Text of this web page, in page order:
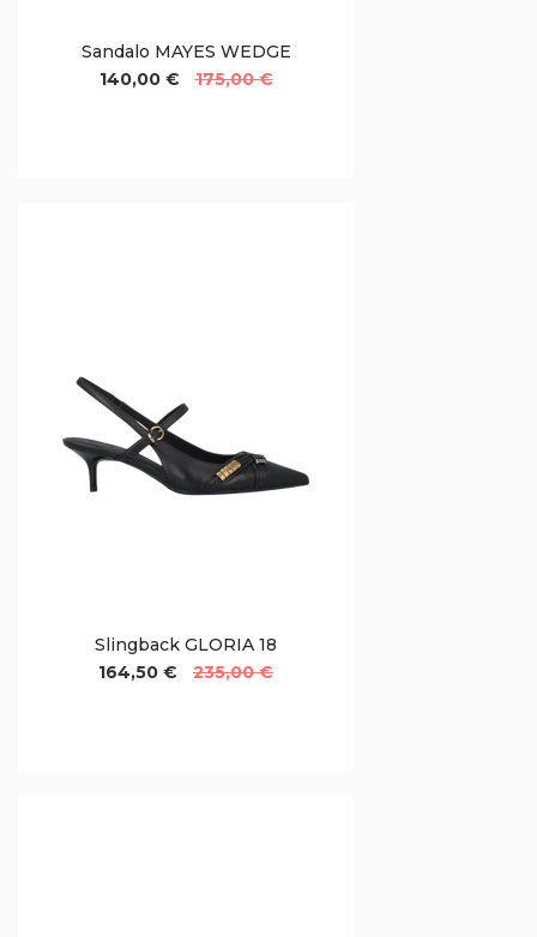
Sandalo MAYES WEDGE
140,00 €
175,00 €
Slingback GLORIA 18
164,50 €
235,00 €